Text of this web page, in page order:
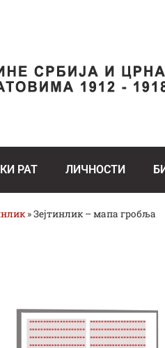
РАТ ЛИЧНОСТИ
»Зејтинлик – мапа гробља